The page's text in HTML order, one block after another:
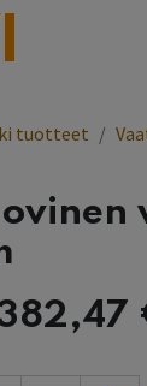
tuotteet